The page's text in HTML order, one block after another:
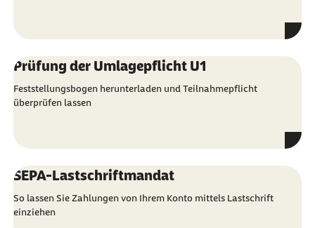
Prüfung der Umlagepflicht U1
Feststellungsbogen herunterladen und Teilnahmepflicht
überprüfen lassen
SEPA-Lastschriftmandat
So lassen Sie Zahlungen von Ihrem Konto mittels Lastschrift
einziehen